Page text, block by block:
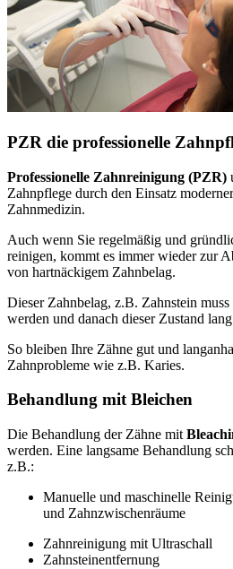
PZR die professionelle
Professionelle Zahnreinigung (PZR)
Zahnpflege durch den Einsatz
Zahnmedizin.
Auch wenn Sie regelmäßig und
reinigen, kommt es immer wieder zur
von hartnäckigem Zahnbelag.
Dieser Zahnbelag, z.B. Zahnstein
werden und danach dieser Zustand
So bleiben Ihre Zähne gut und
Zahnprobleme wie z.B. Karies.
Behandlung mit Bleichen
Die Behandlung der Zähne mit
werden. Eine langsame Behandlung
z.B.:
Manuelle und maschinelle
und Zahnzwischenräume
Zahnreinigung mit Ultraschall
Zahnsteinentfernung